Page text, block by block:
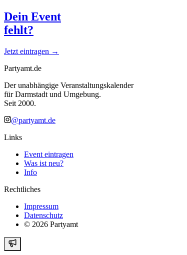
Dein Event
fehlt?
Jetzt eintragen →
Partyamt.de
Der unabhängige Veranstaltungskalender
für Darmstadt und Umgebung.
Seit 2000.
@partyamt.de
Links
Event eintragen
Was ist neu?
Info
Rechtliches
Impressum
Datenschutz
© 2026 Partyamt